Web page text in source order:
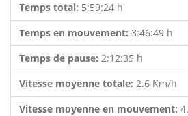
Temps total: 5:59:24 h
Temps en mouvement: 3:46:49 h
Temps de pause: 2:12:35 h
Vitesse moyenne totale: 2.6 Km/h
Vitesse moyenne en mouvement: